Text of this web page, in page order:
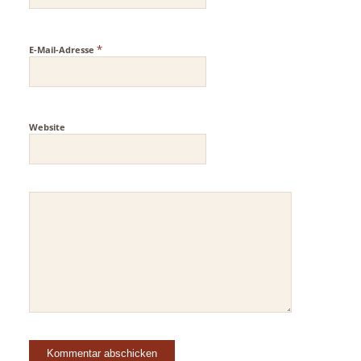
E-Mail-Adresse *
Website